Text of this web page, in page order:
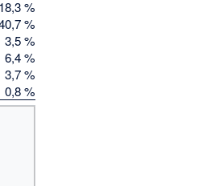
18,3 %
%
3,5 %
6,4 %
3,7 %
0,8 %